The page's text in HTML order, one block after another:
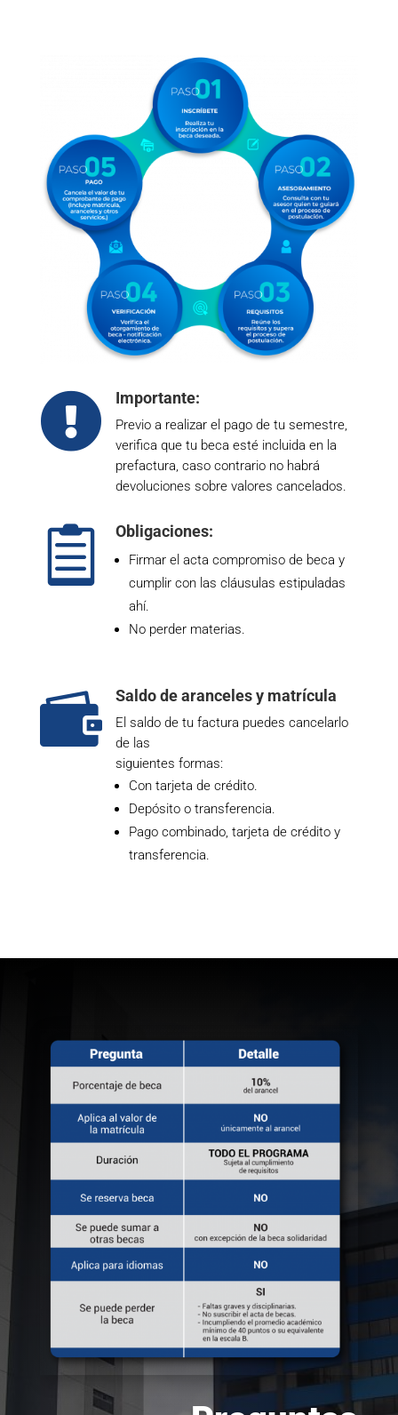
 Importante:
Previo a realizar el pago de tu semestre,
verifica que tu beca esté incluida en la
prefactura, caso contrario no habrá
devoluciones sobre valores cancelados.
 Obligaciones:
Firmar el acta compromiso de beca y
cumplir con las cláusulas estipuladas
ahí.
No perder materias.
 Saldo de aranceles y matrícula
El saldo de tu factura puedes cancelarlo
de las
siguientes formas:
Con tarjeta de crédito.
Depósito o transferencia.
Pago combinado, tarjeta de crédito y
transferencia.